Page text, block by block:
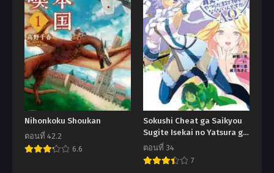
Nihonkoku Shoukan
ตอนที่ 42.2
6.6
Sokushi Cheat ga Saikyou
Sugite Isekai no Yatsura ga
Marude Aite ni Naranai n
desu ga
ตอนที่ 34
7